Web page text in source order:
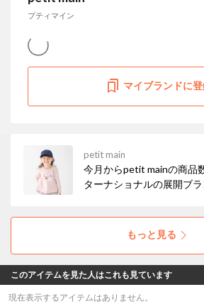
プティマイン
マイブランドに
petit main
今月からpetit mainの商品
ターナショナルの展開ブ
もっと見る
このアイテムを見た人はこれも見ています
現在表示するアイテムはありません。